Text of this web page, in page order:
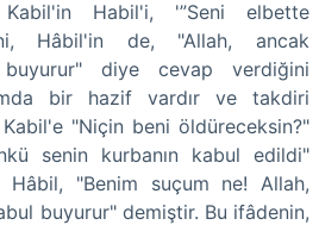
Habil'i, '”Seni elbette
Hâbil'in de, "Allah, ancak
diye cevap verdiğini
bir hazif vardır ve takdiri
"Niçin beni öldüreceksin?"
senin kurbanın kabul edildi"
Hâbil, "Benim suçum ne! Allah,
buyurur" demiştir. Bu ifâdenin,